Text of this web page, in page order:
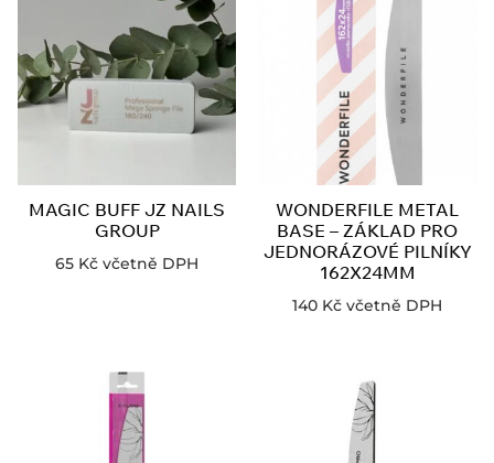
MAGIC BUFF JZ NAILS
GROUP
65 Kč včetně DPH
WONDERFILE METAL
BASE – ZÁKLAD PRO
JEDNORÁZOVÉ PILNÍKY
162X24MM
140 Kč včetně DPH